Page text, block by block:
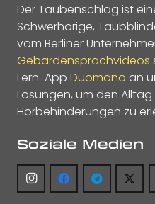
Der Taubenschlag ist
Schwerhörige,
vom Berliner
Gebärdensprachvideos
Lern-App Duomano an
Lösungen, um den
Hörbehinderungen zu
Soziale Medien